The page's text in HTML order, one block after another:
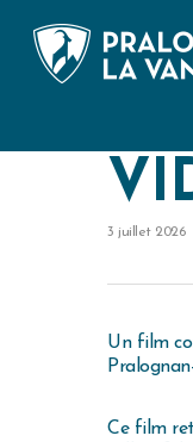
3 juillet 2026
Un film
Ce film